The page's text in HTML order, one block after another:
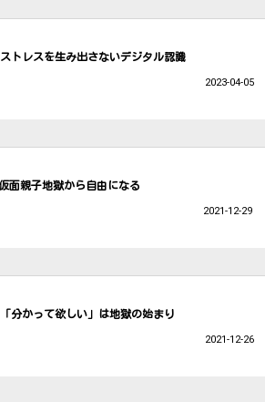
ストレスを生み出さないデジタル認識
2023-04-05
面親子地獄から自由になる
2021-12-29
「分かって欲しい」は地獄の始まり
2021-12-26